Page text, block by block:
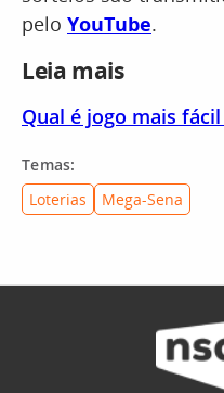
pelo YouTube.
Leia mais
Qual é jogo mais
Temas:
Loterias
Mega-Sena